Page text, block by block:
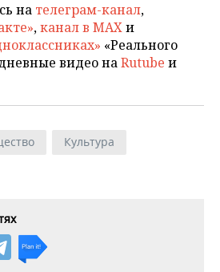
на телеграм-канал,
,канал в MAXи
«Реального
видео наRutube и
Культура